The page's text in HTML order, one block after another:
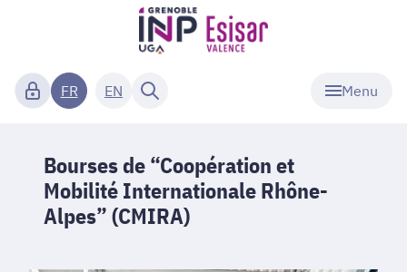
Menu
FR EN
Bourses de “Coopération et
Mobilité Internationale Rhône-
Alpes” (CMIRA)